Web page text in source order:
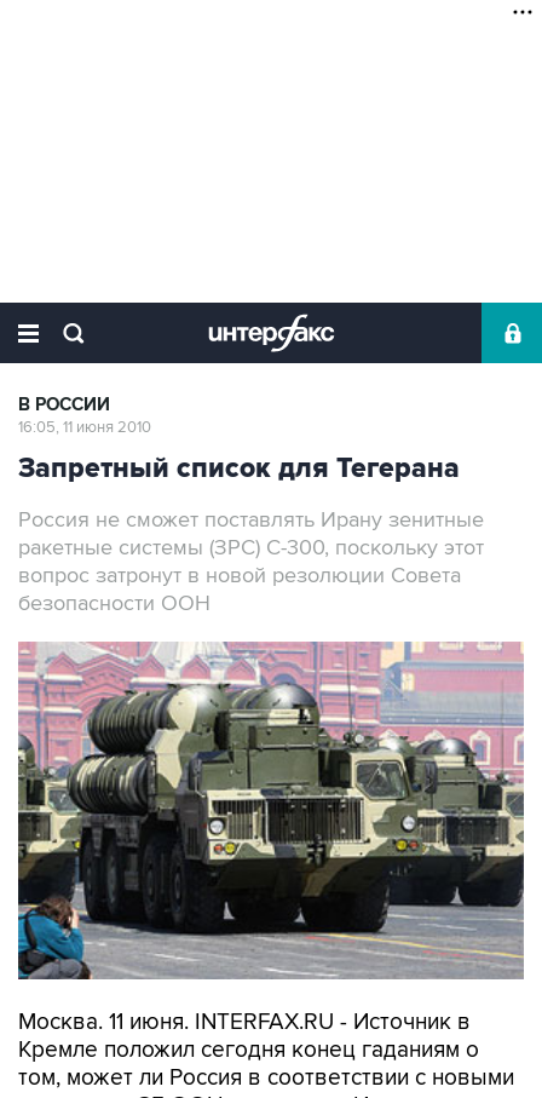
В РОССИИ
16:05, 11 июня 2010
Запретный список для Тегерана
Россия не сможет поставлять Ирану зенитные
ракетные системы (ЗРС) С-300, поскольку этот
вопрос затронут в новой резолюции Совета
безопасности ООН
Москва. 11 июня. INTERFAX.RU - Источник в
Кремле положил сегодня конец гаданиям о
том, может ли Россия в соответствии с новыми